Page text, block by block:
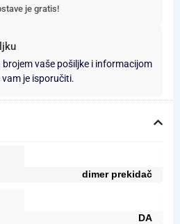
je gratis!
brojem vaše pošiljke i informacijom
je isporučiti.
dimer prekidač
DA